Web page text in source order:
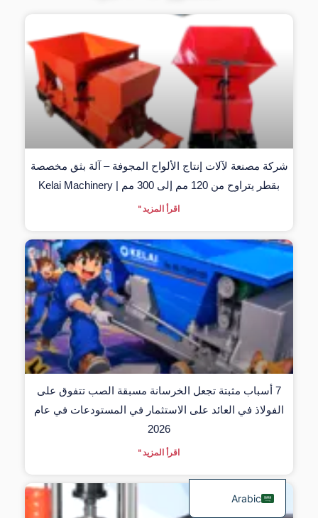
شركة مصنعة لآلات إنتاج الألواح المجوفة – آلة بثق مخصصة
بقطر يتراوح من 120 مم إلى 300 مم | Kelai Machinery
اقرأ المزيد "
7 أسباب مثبتة تجعل الخرسانة مسبقة الصب تتفوق على
الفولاذ في العائد على الاستثمار في المستودعات في عام
2026
اقرأ المزيد "
Arabic
Turkish
Russian
German
Indonesian
Italian